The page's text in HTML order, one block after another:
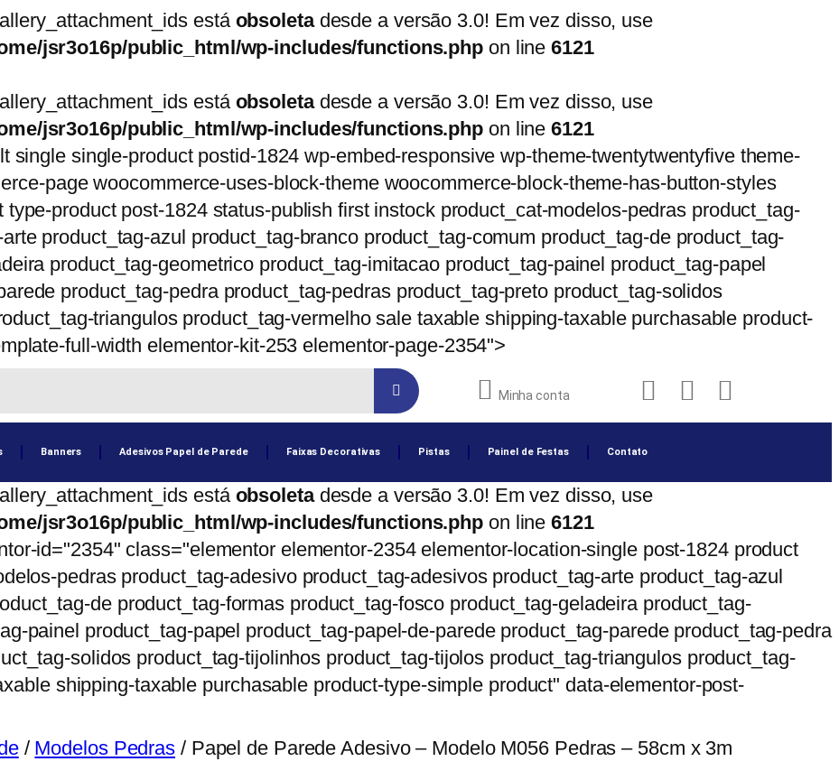
está obsoletadesde a versão 3.0! Em vez disso, use
jsr3o16p/public_html/wp-includes/functions.php on line6121
está obsoletadesde a versão 3.0! Em vez disso, use
jsr3o16p/public_html/wp-includes/functions.php on line6121
single single-product postid-1824 wp-embed-responsive wp-theme-twentytwentyfive theme-
page woocommerce-uses-block-theme woocommerce-block-theme-has-button-styles
product post-1824 status-publish first instock product_cat-modelos-pedras product_tag-
product_tag-azul product_tag-branco product_tag-comum product_tag-de product_tag-
product_tag-geometrico product_tag-imitacao product_tag-painel product_tag-papel
product_tag-pedra product_tag-pedras product_tag-preto product_tag-solidos
triangulos product_tag-vermelho sale taxable shipping-taxable purchasable product-
full-width elementor-kit-253 elementor-page-2354">
Minha conta
Banners Adesivos Papel de Parede Faixas Decorativas Pistas Painel de Festas Contato
está obsoletadesde a versão 3.0! Em vez disso, use
jsr3o16p/public_html/wp-includes/functions.php on line6121
id="2354" class="elementor elementor-2354 elementor-location-single post-1824 product
pedras product_tag-adesivo product_tag-adesivos product_tag-arte product_tag-azul
de product_tag-formas product_tag-fosco product_tag-geladeira product_tag-
painel product_tag-papel product_tag-papel-de-parede product_tag-parede product_tag-pedra
solidos product_tag-tijolinhos product_tag-tijolos product_tag-triangulos product_tag-
shipping-taxable purchasable product-type-simple product" data-elementor-post-
/ Modelos Pedras / Papel de Parede Adesivo – Modelo M056 Pedras – 58cm x 3m